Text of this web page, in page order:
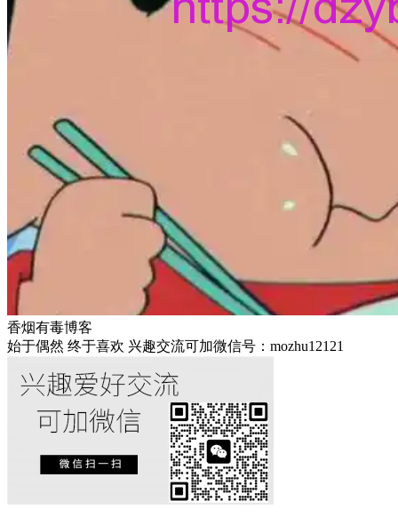
香烟有毒博客
始于偶然 终于喜欢 兴趣交流可加微信号：mozhu12121